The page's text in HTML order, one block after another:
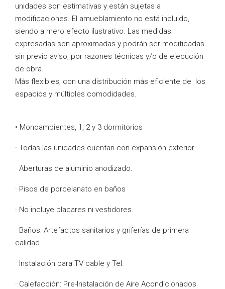
unidades son estimativas y están sujetas a
modificaciones. El amueblamiento no está incluido,
siendo a mero efecto ilustrativo. Las medidas
expresadas son aproximadas y podrán ser modificadas
sin previo aviso, por razones técnicas y/o de ejecución
de obra.
Más flexibles, con una distribución más eficiente de los
espacios y múltiples comodidades.
• Monoambientes, 1, 2 y 3 dormitorios
· Todas las unidades cuentan con expansión exterior.
· Aberturas de aluminio anodizado.
· Pisos de porcelanato en baños
· No incluye placares ni vestidores.
· Baños: Artefactos sanitarios y griferías de primera
calidad.
· Instalación para TV cable y Tel.
· Calefacción: Pre-Instalación de Aire Acondicionados